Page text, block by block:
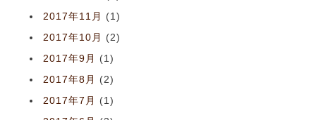
2017年11月
(1)
2017年10月
(2)
2017年9月
(1)
2017年8月
(2)
2017年7月
(1)